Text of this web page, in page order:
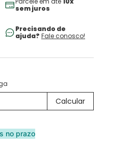
sem juros
Precisando de
ajuda? Fale conosco!
no prazo